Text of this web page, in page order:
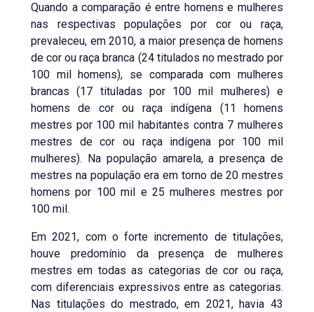
Quando a comparação é entre homens e mulheres
nas respectivas populações por cor ou raça,
prevaleceu, em 2010, a maior presença de homens
de cor ou raça branca (24 titulados no mestrado por
100 mil homens), se comparada com mulheres
brancas (17 tituladas por 100 mil mulheres) e
homens de cor ou raça indígena (11 homens
mestres por 100 mil habitantes contra 7 mulheres
mestres de cor ou raça indígena por 100 mil
mulheres). Na população amarela, a presença de
mestres na população era em torno de 20 mestres
homens por 100 mil e 25 mulheres mestres por
100 mil.
Em 2021, com o forte incremento de titulações,
houve predomínio da presença de mulheres
mestres em todas as categorias de cor ou raça,
com diferenciais expressivos entre as categorias.
Nas titulações do mestrado, em 2021, havia 43